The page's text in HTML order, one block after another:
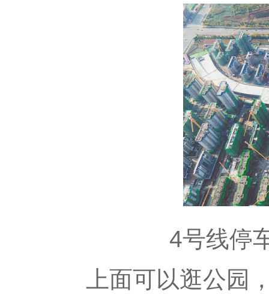
4号线停车
上面可以逛公园，